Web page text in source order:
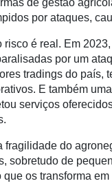
de gestão
por ataques,
é real. Em
por um
tradings do país,
E também
serviços
fragilidade do
sobretudo de
os transforma